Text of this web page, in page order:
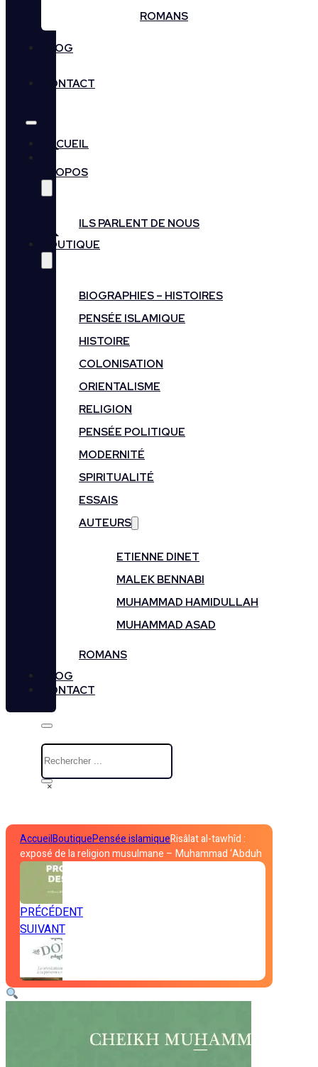
ROMANS
BLOG
CONTACT
ACCUEIL
PROPOS
ILS PARLENT DE NOUS
BOUTIQUE
BIOGRAPHIES – HISTOIRES
PENSÉE ISLAMIQUE
HISTOIRE
COLONISATION
ORIENTALISME
RELIGION
PENSÉE POLITIQUE
MODERNITÉ
SPIRITUALITÉ
ESSAIS
AUTEURS
ETIENNE DINET
MALEK BENNABI
MUHAMMAD HAMIDULLAH
MUHAMMAD ASAD
ROMANS
BLOG
CONTACT
Rechercher
×
AccueilBoutiquePensée islamiqueRisâlat al-tawhîd :
exposé de la religion musulmane – Muhammad ‘Abduh
PRÉCÉDENT
SUIVANT